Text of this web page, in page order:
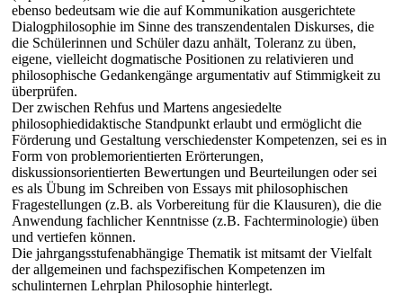
ebenso bedeutsam wie die auf Kommunikation ausgerichtete
Dialogphilosophie im Sinne des transzendentalen Diskurses, die
die Schülerinnen und Schüler dazu anhält, Toleranz zu üben,
eigene, vielleicht dogmatische Positionen zu relativieren und
philosophische Gedankengänge argumentativ auf Stimmigkeit zu
überprüfen.
Der zwischen Rehfus und Martens angesiedelte
philosophiedidaktische Standpunkt erlaubt und ermöglicht die
Förderung und Gestaltung verschiedenster Kompetenzen, sei es in
Form von problemorientierten Erörterungen,
diskussionsorientierten Bewertungen und Beurteilungen oder sei
es als Übung im Schreiben von Essays mit philosophischen
Fragestellungen (z.B. als Vorbereitung für die Klausuren), die die
Anwendung fachlicher Kenntnisse (z.B. Fachterminologie) üben
und vertiefen können.
Die jahrgangsstufenabhängige Thematik ist mitsamt der Vielfalt
der allgemeinen und fachspezifischen Kompetenzen im
schulinternen Lehrplan Philosophie hinterlegt.